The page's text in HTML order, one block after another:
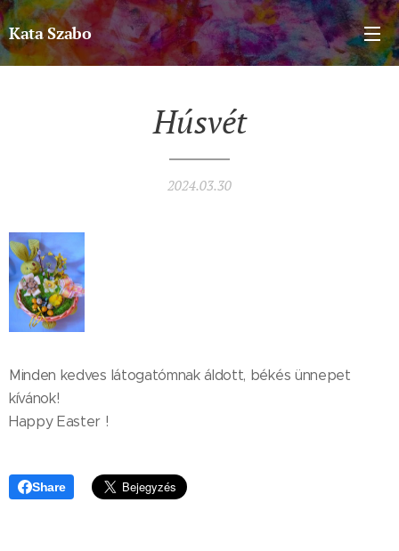
Kata Szabo
Húsvét
2024.03.30
Minden kedves látogatómnak áldott, békés ünnepet
kívánok! 💝🐇🪻🐰🌷🐣
Happy Easter ! 💝🐇🪻🐰🌷🐣
Share